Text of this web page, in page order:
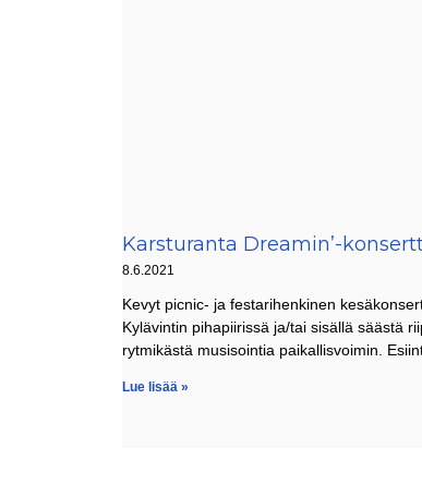
Karsturanta Dreamin’-
8.6.2021
Kevyt picnic- ja festarihenkinen
Kylävintin pihapiirissä ja/tai sisällä säästä
rytmikästä musisointia paikallisvoimin.
Lue lisää »